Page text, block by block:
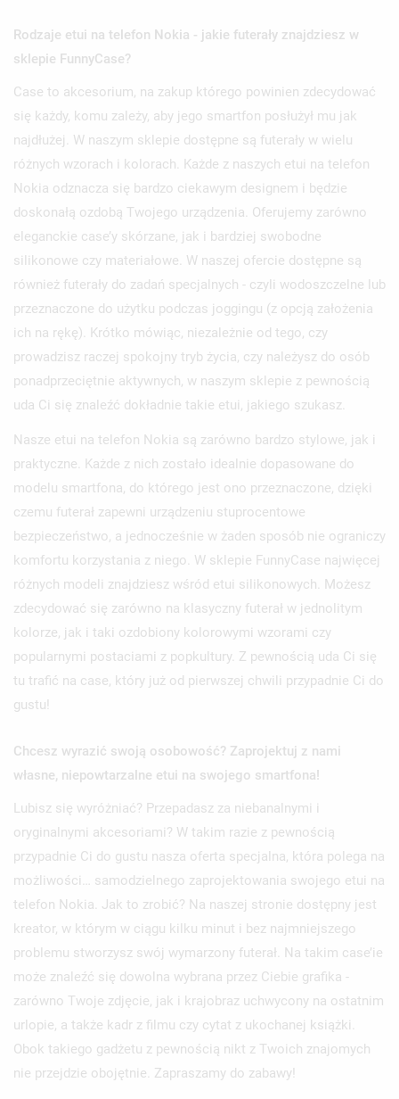
Rodzaje etui na telefon Nokia - jakie futerały znajdziesz w
sklepie FunnyCase?
Case to akcesorium, na zakup którego powinien zdecydować
się każdy, komu zależy, aby jego smartfon posłużył mu jak
najdłużej. W naszym sklepie dostępne są futerały w wielu
różnych wzorach i kolorach. Każde z naszych etui na telefon
Nokia odznacza się bardzo ciekawym designem i będzie
doskonałą ozdobą Twojego urządzenia. Oferujemy zarówno
eleganckie case’y skórzane, jak i bardziej swobodne
silikonowe czy materiałowe. W naszej ofercie dostępne są
również futerały do zadań specjalnych - czyli wodoszczelne lub
przeznaczone do użytku podczas joggingu (z opcją założenia
ich na rękę). Krótko mówiąc, niezależnie od tego, czy
prowadzisz raczej spokojny tryb życia, czy należysz do osób
ponadprzeciętnie aktywnych, w naszym sklepie z pewnością
uda Ci się znaleźć dokładnie takie etui, jakiego szukasz.
Nasze etui na telefon Nokia są zarówno bardzo stylowe, jak i
praktyczne. Każde z nich zostało idealnie dopasowane do
modelu smartfona, do którego jest ono przeznaczone, dzięki
czemu futerał zapewni urządzeniu stuprocentowe
bezpieczeństwo, a jednocześnie w żaden sposób nie ograniczy
komfortu korzystania z niego. W sklepie FunnyCase najwięcej
różnych modeli znajdziesz wśród etui silikonowych. Możesz
zdecydować się zarówno na klasyczny futerał w jednolitym
kolorze, jak i taki ozdobiony kolorowymi wzorami czy
popularnymi postaciami z popkultury. Z pewnością uda Ci się
tu trafić na case, który już od pierwszej chwili przypadnie Ci do
gustu!
Chcesz wyrazić swoją osobowość? Zaprojektuj z nami
własne, niepowtarzalne etui na swojego smartfona!
Lubisz się wyróżniać? Przepadasz za niebanalnymi i
oryginalnymi akcesoriami? W takim razie z pewnością
przypadnie Ci do gustu nasza oferta specjalna, która polega na
możliwości… samodzielnego zaprojektowania swojego etui na
telefon Nokia. Jak to zrobić? Na naszej stronie dostępny jest
kreator, w którym w ciągu kilku minut i bez najmniejszego
problemu stworzysz swój wymarzony futerał. Na takim case’ie
może znaleźć się dowolna wybrana przez Ciebie grafika -
zarówno Twoje zdjęcie, jak i krajobraz uchwycony na ostatnim
urlopie, a także kadr z filmu czy cytat z ukochanej książki.
Obok takiego gadżetu z pewnością nikt z Twoich znajomych
nie przejdzie obojętnie. Zapraszamy do zabawy!